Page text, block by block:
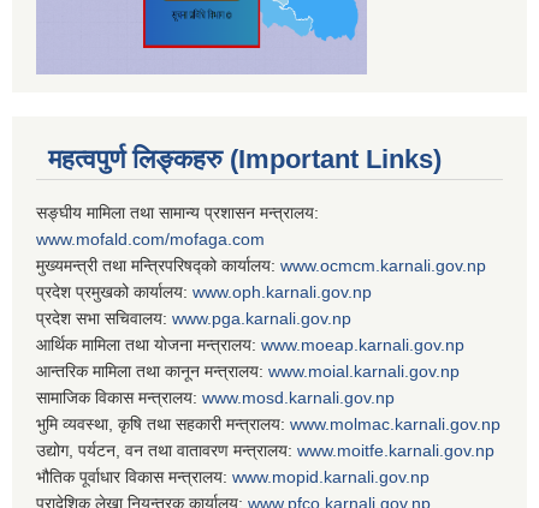
महत्वपुर्ण लिङ्कहरु (Important Links)
सङ्घीय मामिला तथा सामान्य प्रशासन मन्त्रालय:
www.mofald.com/mofaga.com
मुख्यमन्त्री तथा मन्त्रिपरिषद्को कार्यालय: www.ocmcm.karnali.gov.np
प्रदेश प्रमुखको कार्यालय: www.oph.karnali.gov.np
प्रदेश सभा सचिवालय: www. pga.karnali.gov.np
आर्थिक मामिला तथा योजना मन्त्रालय: www. moeap.karnali.gov.np
आन्तरिक मामिला तथा कानून मन्त्रालय: www. moial.karnali.gov.np
सामाजिक विकास मन्त्रालय: www. mosd.karnali.gov.np
भुमि व्यवस्था, कृषि तथा सहकारी मन्त्रालय: www. molmac.karnali.gov.np
उद्योग, पर्यटन, वन तथा वातावरण मन्त्रालय: www. moitfe.karnali.gov.np
भौतिक पूर्वाधार विकास मन्त्रालय: www. mopid.karnali.gov.np
प्रादेशिक लेखा नियन्त्रक कार्यालय: www. pfco.karnali.gov.np